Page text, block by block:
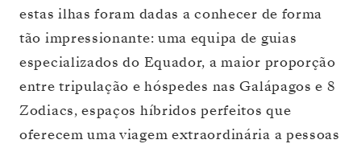
estas ilhas foram dadas a conhecer de forma
tão impressionante: uma equipa de guias
especializados do Equador, a maior proporção
entre tripulação e hóspedes nas Galápagos e 8
Zodiacs, espaços híbridos perfeitos que
oferecem uma viagem extraordinária a pessoas